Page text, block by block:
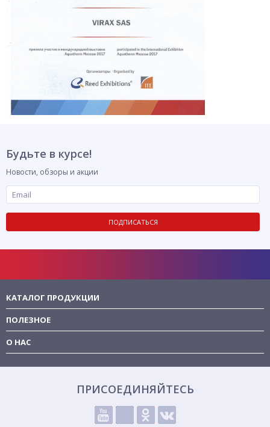
Будьте в курсе!
Новости, обзоры и акции
ПОДПИСАТЬСЯ
КАТАЛОГ ПРОДУКЦИИ
ПОЛЕЗНОЕ
О НАС
ПРИСОЕДИНЯЙТЕСЬ